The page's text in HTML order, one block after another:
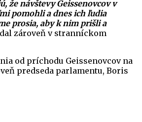
že návštevy Geissenovcov v
pomohli a dnes ich ľudia
prosia, aby k nim prišli a
zároveň v stranníckom
od príchodu Geissenovcov na
predseda parlamentu, Boris